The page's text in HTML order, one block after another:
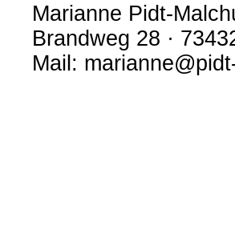
Marianne Pidt-
Brandweg 28 ·
Mail: